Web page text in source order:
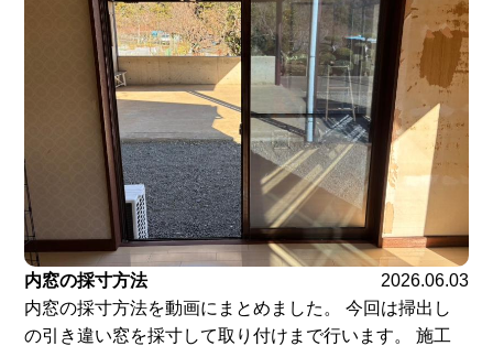
内窓の採寸方法
2026.06.03
内窓の採寸方法を動画にまとめました。 今回は掃出し
の引き違い窓を採寸して取り付けまで行います。 施工